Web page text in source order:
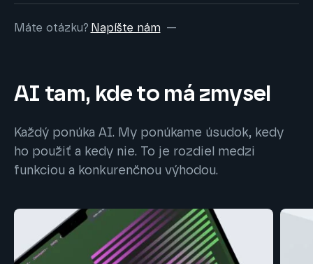
Máte otázku? Napíšte nám
AI tam, kde to má zmysel
Každý ponúka AI. My ponúkame úsudok, kedy
ho použiť a kedy nie. To je rozdiel medzi
funkciou a konkurenčnou výhodou.